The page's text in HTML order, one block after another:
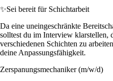
✨Sei bereit für Schichtarbeit
Da eine uneingeschränkte
solltest du im Interview klarstellen,
verschiedenen Schichten zu
deine Anpassungsfähigkeit.
Zerspanungsmechaniker (m/w/d)